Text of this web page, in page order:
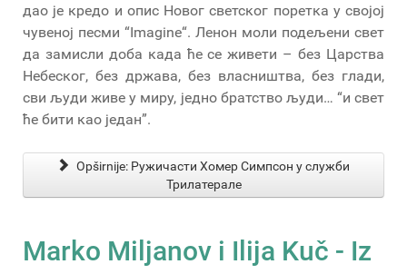
дао је кредо и опис Новог светског поретка у својој
чувеној песми “Imagine“. Ленон моли подељени свет
да замисли доба када ће се живети – без Царства
Небеског, без држава, без власништва, без глади,
сви људи живе у миру, једно братство људи… “и свет
ће бити као један”.
Opširnije: Ружичасти Хомер Симпсон у служби
Трилатерале
Marko Miljanov i Ilija Kuč - Iz